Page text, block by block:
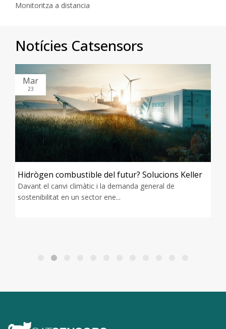
Monitoritza a distancia
Notícies Catsensors
Mar
23
Hidrògen combustible del futur? Solucions Keller
Davant el canvi climàtic i la demanda general de
sostenibilitat en un sector ene...